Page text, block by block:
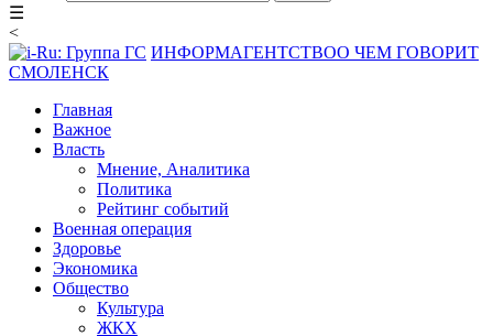
☰
<
ИНФОРМАГЕНТСТВОО ЧЕМ ГОВОРИТ
СМОЛЕНСК
Главная
Важное
Власть
Мнение, Аналитика
Политика
Рейтинг событий
Военная операция
Здоровье
Экономика
Общество
Культура
ЖКХ